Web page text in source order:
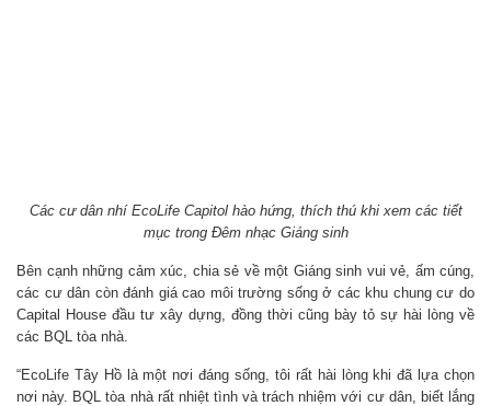
Các cư dân nhí EcoLife Capitol hào hứng, thích thú khi xem các tiết
mục trong Đêm nhạc Giáng sinh
Bên cạnh những cảm xúc, chia sẻ về một Giáng sinh vui vẻ, ấm cúng,
các cư dân còn đánh giá cao môi trường sống ở các khu chung cư do
Capital House đầu tư xây dựng, đồng thời cũng bày tỏ sự hài lòng về
các BQL tòa nhà.
“EcoLife Tây Hồ là một nơi đáng sống, tôi rất hài lòng khi đã lựa chọn
nơi này. BQL tòa nhà rất nhiệt tình và trách nhiệm với cư dân, biết lắng